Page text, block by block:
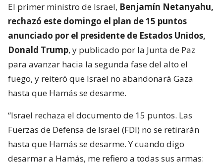
El primer ministro de Israel, Benjamín Netanyahu,
rechazó este domingo el plan de 15 puntos
anunciado por el presidente de Estados Unidos,
Donald Trump, y publicado por la Junta de Paz
para avanzar hacia la segunda fase del alto el
fuego, y reiteró que Israel no abandonará Gaza
hasta que Hamás se desarme.
“Israel rechaza el documento de 15 puntos. Las
Fuerzas de Defensa de Israel (FDI) no se retirarán
hasta que Hamás se desarme. Y cuando digo
desarmar a Hamás, me refiero a todas sus armas: